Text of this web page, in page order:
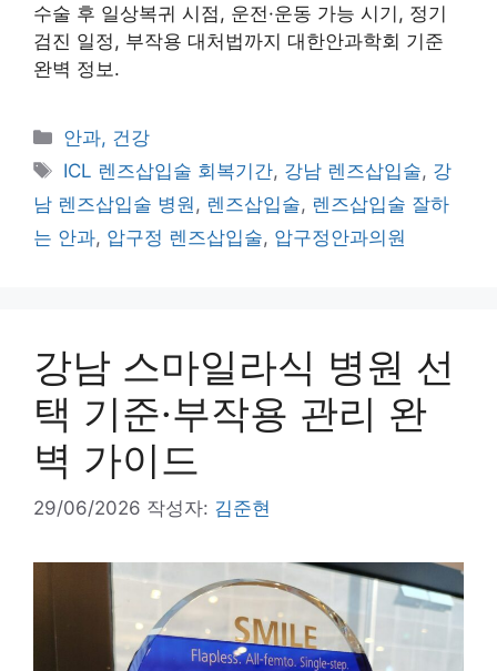
수술 후 일상복귀 시점, 운전·운동 가능 시기, 정기
검진 일정, 부작용 대처법까지 대한안과학회 기준
완벽 정보.
카
테
리
안과, 건강
태
그
ICL 렌즈삽입술 회복기간, 강남 렌즈삽입술, 강
남 렌즈삽입술 병원 , 렌즈삽입술, 렌즈삽입술 잘하
는 안과, 압구정 렌즈삽입술, 압구정안과의원
강남 스마일라식 병원 선
택 기준·부작용 관리 완
벽 가이드
29/06/2026 작성자: 김준현